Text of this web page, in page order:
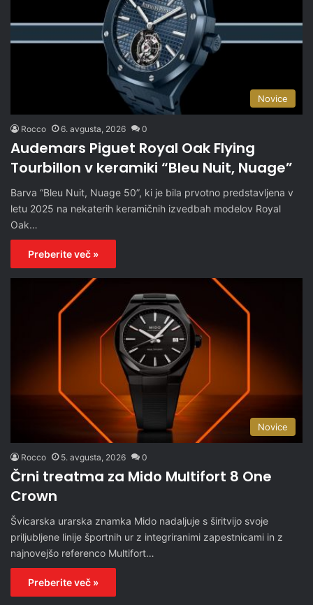
Novice
Rocco 6. avgusta, 2026 0
Audemars Piguet Royal Oak Flying
Tourbillon v keramiki “Bleu Nuit, Nuage”
Barva “Bleu Nuit, Nuage 50”, ki je bila prvotno predstavljena v
letu 2025 na nekaterih keramičnih izvedbah modelov Royal
Oak…
Preberite več »
Novice
Rocco 5. avgusta, 2026 0
Črni treatma za Mido Multifort 8 One
Crown
Švicarska urarska znamka Mido nadaljuje s širitvijo svoje
priljubljene linije športnih ur z integriranimi zapestnicami in z
najnovejšo referenco Multifort…
Preberite več »